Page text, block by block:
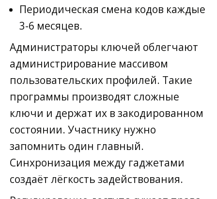
Периодическая смена кодов каждые
3-6 месяцев.
Администраторы ключей облегчают
администрирование массивом
пользовательских профилей. Такие
программы производят сложные
ключи и держат их в закодированном
состоянии. Участнику нужно
запомнить один главный.
Синхронизация между гаджетами
создаёт лёгкость задействования.